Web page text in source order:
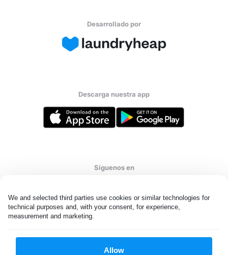
We and selected third parties use cookies or similar technologies for
technical purposes and, with your consent, for experience,
measurement and marketing.
Allow
Desarrollado por
Descarga nuestra app
Síguenos en